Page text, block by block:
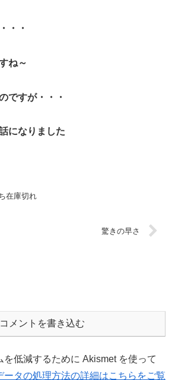
・・
ね～
ですが・・・
になりました
在庫切れ
驚きの早さ
コメントを書き込む
を低減するために Akismet を使って
ータの処理方法の詳細はこちらをご覧